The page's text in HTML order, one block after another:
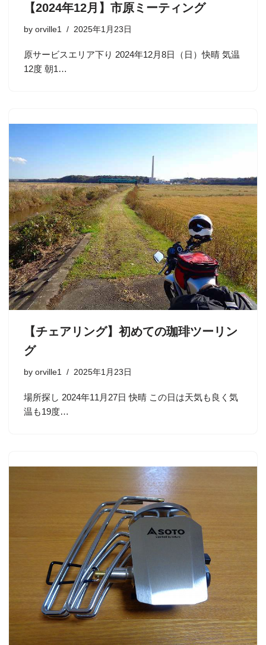
【2024年12月】市原ミーティング
by orville1 2025年1月23日
原サービスエリア下り 2024年12月8日（日）快晴 気温
12度 朝1…
【チェアリング】初めての珈琲ツーリン
グ
by orville1 2025年1月23日
場所探し 2024年11月27日 快晴 この日は天気も良く気
温も19度…